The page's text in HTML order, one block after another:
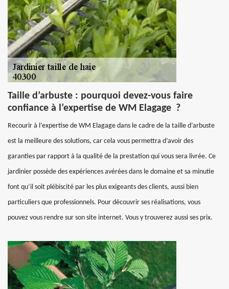
Taille d’arbuste : pourquoi devez-vous faire
confiance à l’expertise de WM Elagage ?
Recourir à l’expertise de WM Elagage dans le cadre de la taille d’arbuste
est la meilleure des solutions, car cela vous permettra d’avoir des
garanties par rapport à la qualité de la prestation qui vous sera livrée. Ce
jardinier possède des expériences avérées dans le domaine et sa minutie
font qu’il soit plébiscité par les plus exigeants des clients, aussi bien
particuliers que professionnels. Pour découvrir ses réalisations, vous
pouvez vous rendre sur son site internet. Vous y trouverez aussi ses prix.